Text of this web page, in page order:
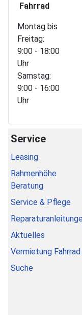
Fahrrad
Montag bis
Freitag:
9:00 - 18:00
Uhr
Samstag:
9:00 - 16:00
Uhr
Service
Leasing
Rahmenhöhe
Beratung
Service & Pflege
Aktuelles
Vermietung Fahrrad
Suche